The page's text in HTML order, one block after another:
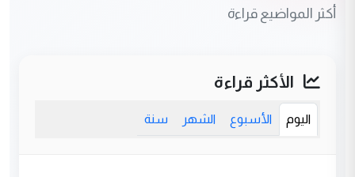
أكثر المواضيع قراءة
الأكثر قراءة
اليوم الأسبوع الشهر سنة